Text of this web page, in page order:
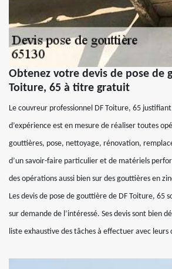
Obtenez votre devis de pose de
Toiture, 65 à titre gratuit
Le couvreur professionnel DF Toiture, 65
d’expérience est en mesure de réaliser toutes
gouttières, pose, nettoyage, rénovation,
d’un savoir-faire particulier et de matériels
des opérations aussi bien sur des gouttières en
Les devis de pose de gouttière de DF Toiture,
sur demande de l’intéressé. Ses devis sont bien
liste exhaustive des tâches à effectuer avec leurs